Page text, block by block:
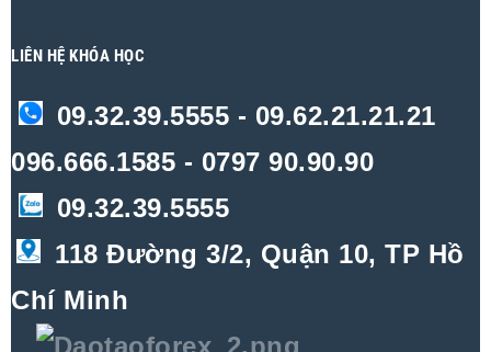
LIÊN HỆ KHÓA HỌC
09.32.39.5555 - 09.62.21.21.21
096.666.1585 - 0797 90.90.90
09.32.39.5555
118 Đường 3/2, Quận 10, TP Hồ
Chí Minh